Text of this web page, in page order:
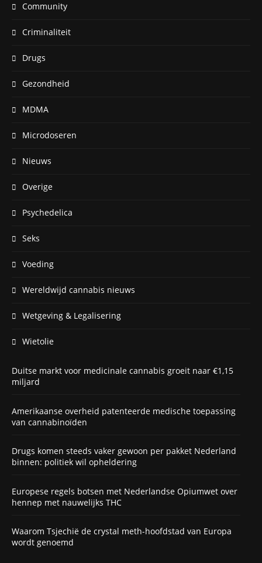
Community
Criminaliteit
Drugs
Gezondheid
MDMA
Microdoseren
Nieuws
Overige
Psychedelica
Seks
Voeding
Wereldwijd cannabis nieuws
Wetgeving & Legalisering
Wietolie
Duitse markt voor medicinale cannabis groeit naar €1,15
miljard
Amerikaanse overheid patenteerde medische toepassing
van cannabinoïden
Drugs komen steeds vaker gewoon per pakket Nederland
binnen: politiek wil opheldering
Europese regels botsen met Nederlandse Opiumwet over
hennep met nauwelijks THC
Waarom Tsjechië de crystal meth-hoofdstad van Europa
wordt genoemd